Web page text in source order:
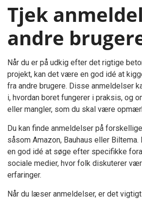
Tjek
andre
Når du er på udkig efter det rigtige
projekt, kan det være en god idé at
fra andre brugere. Disse anmeldelser
i, hvordan boret fungerer i praksis, og
eller mangler, som du skal være
Du kan finde anmeldelser på
såsom Amazon, Bauhaus eller
en god idé at søge efter specifikke
sociale medier, hvor folk diskuterer
erfaringer.
Når du læser anmeldelser, er det